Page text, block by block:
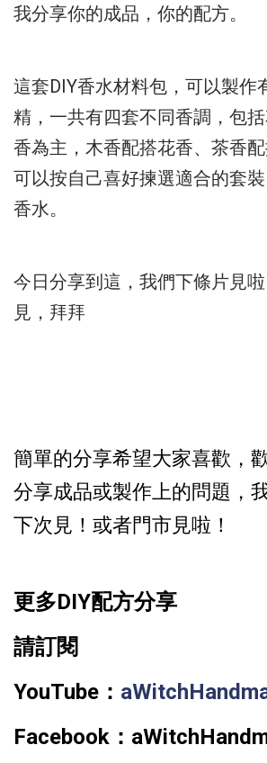
我分享你的成品，你的配方。
這套DIY香水材料包，可以製作
精， 一共有四套不同香調，包
香為主， 木香配搭花香、茶香配
可以按自己喜好揀選適合的套裝
香水。
今日分享到這，我們下條片見
見，拜拜
簡單的分享希望大家喜歡，
分享成品或製作上的問題，
下次見！或者門市見啦！
更多DIY配方分享
請訂閱
YouTube：
Facebook：